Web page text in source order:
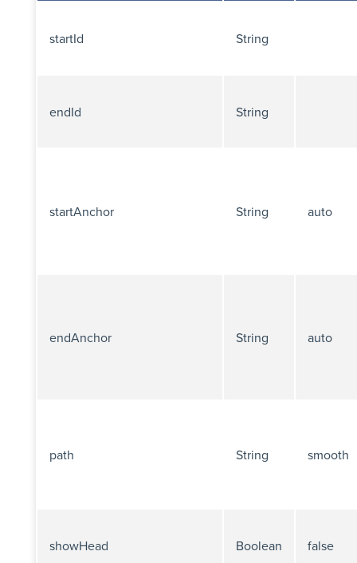
startId String
endId String
startAnchor String auto
endAnchor String auto
path String smooth
showHead Boolean false